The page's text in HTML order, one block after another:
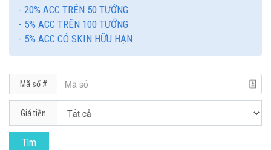
- 20% ACC TRÊN 50 TƯỚNG
- 5% ACC TRÊN 100 TƯỚNG
- 5% ACC CÓ SKIN HỮU HẠN
Mã số #
Giá tiền